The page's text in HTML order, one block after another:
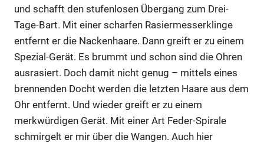
und schafft den stufenlosen Übergang zum Drei-
Tage-Bart. Mit einer scharfen Rasiermesserklinge
entfernt er die Nackenhaare. Dann greift er zu einem
Spezial-Gerät. Es brummt und schon sind die Ohren
ausrasiert. Doch damit nicht genug – mittels eines
brennenden Docht werden die letzten Haare aus dem
Ohr entfernt. Und wieder greift er zu einem
merkwürdigen Gerät. Mit einer Art Feder-Spirale
schmirgelt er mir über die Wangen. Auch hier